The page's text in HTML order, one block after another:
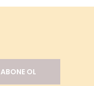
ABONE OL